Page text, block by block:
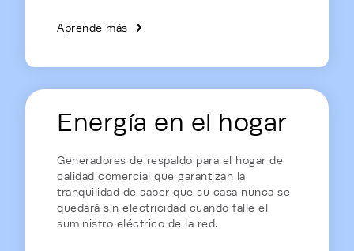
Aprende más
Energía en el hogar
Generadores de respaldo para el hogar de
calidad comercial que garantizan la
tranquilidad de saber que su casa nunca se
quedará sin electricidad cuando falle el
suministro eléctrico de la red.